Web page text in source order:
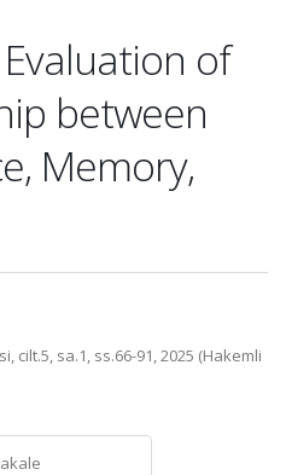
of
between
Memory,
cilt.5, sa.1, ss.66-91, 2025 (Hakemli